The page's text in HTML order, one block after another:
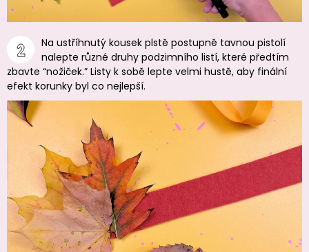
Na ustříhnutý kousek plstě postupně tavnou pistolí
nalepte různé druhy podzimního listí, které předtím
zbavte “nožiček.” Listy k sobě lepte velmi hustě, aby finální
efekt korunky byl co nejlepší.